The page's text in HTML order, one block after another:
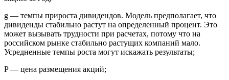
g — темпы прироста дивидендов. Модель предполагает, что
дивиденды стабильно растут на определенный процент. Это
может вызывать трудности при расчетах, потому что на
российском рынке стабильно растущих компаний мало.
Усредненные темпы роста могут искажать результаты;
P — цена размещения акций;